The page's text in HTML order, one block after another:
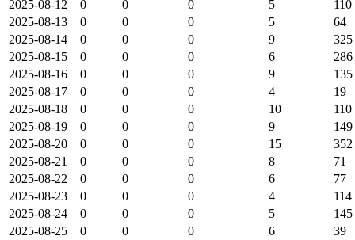
2025-08-12
0 0 0 5
110
2025-08-13
0 0 0 5
64
2025-08-14
0 0 0 9
325
2025-08-15
0 0 0 6
286
2025-08-16
0 0 0 9
135
2025-08-17
0 0 0 4
19
2025-08-18
0 0 0 10
110
2025-08-19
0 0 0 9
149
2025-08-20
0 0 0 15
352
2025-08-21
0 0 0 8
71
2025-08-22
0 0 0 6
77
2025-08-23
0 0 0 4
114
2025-08-24
0 0 0 5
145
2025-08-25
0 0 0 6
39